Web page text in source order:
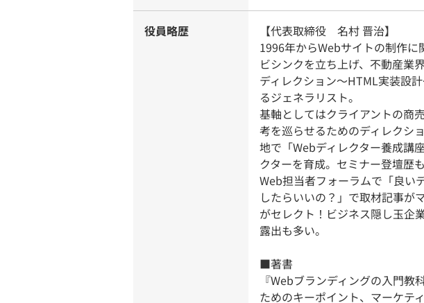
役員略歴
【代表取締役 名村 晋治】
1996年からWebサイトの制作
ビシンクを立ち上げ、不動産業
ディレクション〜HTML実装設
るジェネラリスト。
基軸としてはクライアントの商
考を巡らせるためのディレクシ
地で「Webディレクター養成講
クターを育成。セミナー登壇歴も
Web担当者フォーラムで「良い
したらいいの？」で取材記事が
がセレクト！ビジネス隠し玉企
露出も多い。
■著書
『Webブランディングの入門
ためのキーポイント、マーケテ